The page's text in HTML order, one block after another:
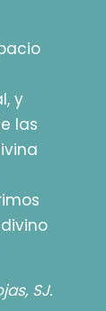
y
las
SJ.